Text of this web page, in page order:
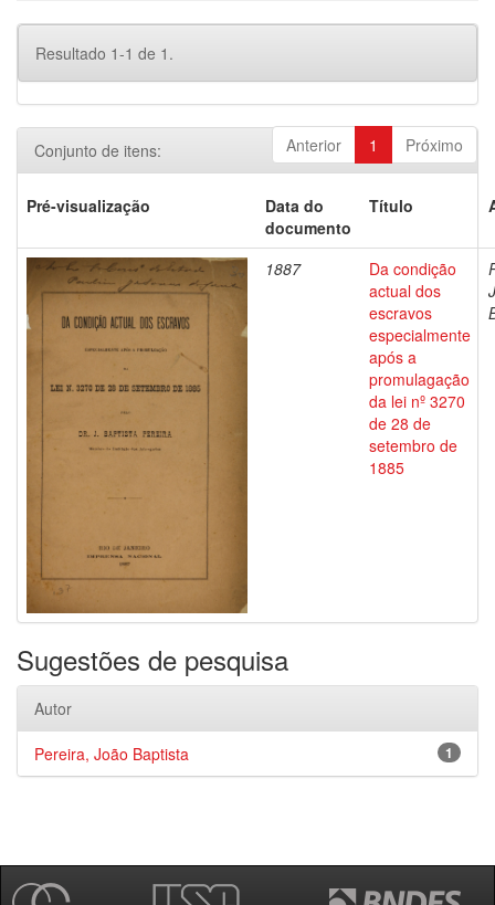
Resultado 1-1 de 1.
Anterior 1 Próximo
Conjunto de itens:
Pré-visualização
Data do
documento
Título
1887
Da condição
actual dos
escravos
especialmente
após a
promulagação
da lei nº 3270
de 28 de
setembro de
1885
Sugestões de pesquisa
Autor
1
Pereira, João Baptista